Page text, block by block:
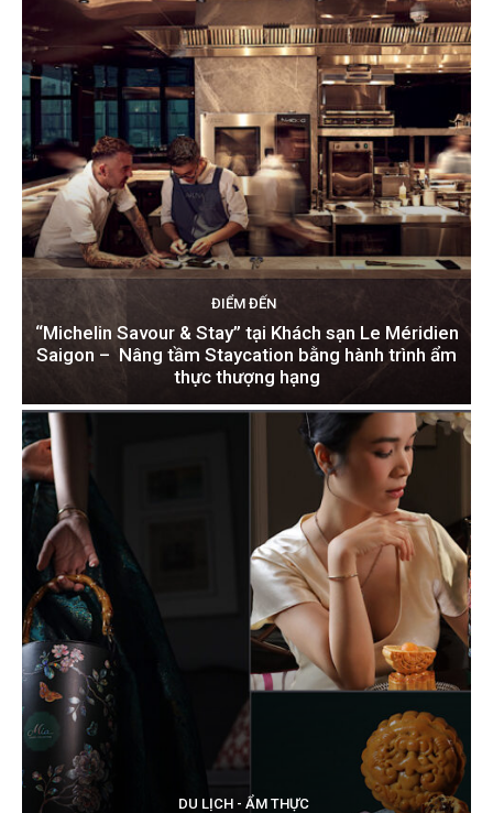
ĐIỂM ĐẾN
“Michelin Savour & Stay” tại Khách sạn Le Méridien
Saigon – Nâng tầm Staycation bằng hành trình ẩm
thực thượng hạng
DU LỊCH - ẨM THỰC